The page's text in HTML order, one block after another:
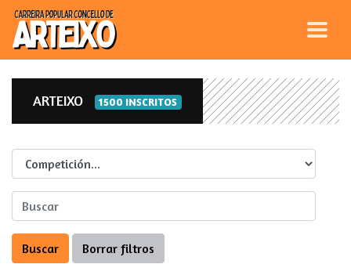
ARTEIXO 1500 INSCRITOS
Competicion